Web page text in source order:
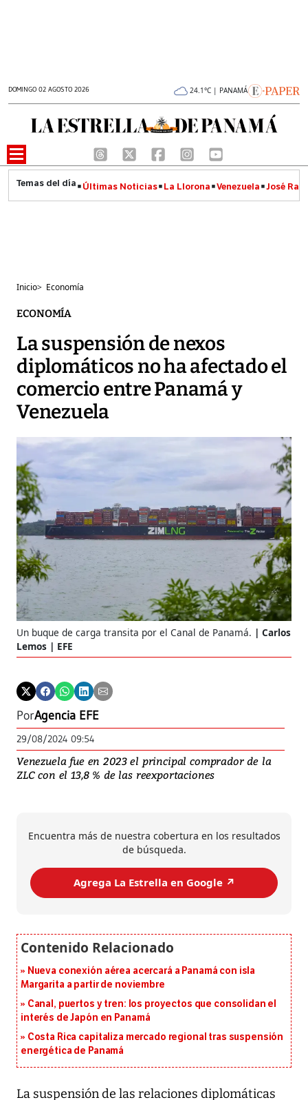
DOMINGO 02 AGOSTO 2026 24.1°C | PANAMÁ
Últimas Noticias La Llorona Venezuela José
Inicio> Economía
ECONOMÍA
La suspensión de nexos
diplomáticos no ha afectado el
comercio entre Panamá y
Venezuela
Un buque de carga transita por el Canal de Panamá.
Carlos
Lemos | EFE
PorAgencia EFE
29/08/2024 09:54
Venezuela fue en 2023 el principal comprador de la
ZLC con el 13,8 % de las reexportaciones
Encuentra más de nuestra cobertura en los resultados
de búsqueda.
Agrega La Estrella en Google ↗️
Nueva conexión aérea acercará a Panamá con isla
Margarita a partir de noviembre
Canal, puertos y tren: los proyectos que consolidan el
interés de Japón en Panamá
Costa Rica capitaliza mercado regional tras suspensión
energética de Panamá
La suspensión de las relaciones diplomáticas